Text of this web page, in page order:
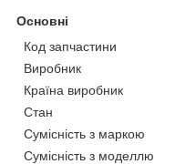
Основні
Код запчастини
Виробник
Країна виробник
Стан
Сумісність з маркою
Сумісність з моделлю